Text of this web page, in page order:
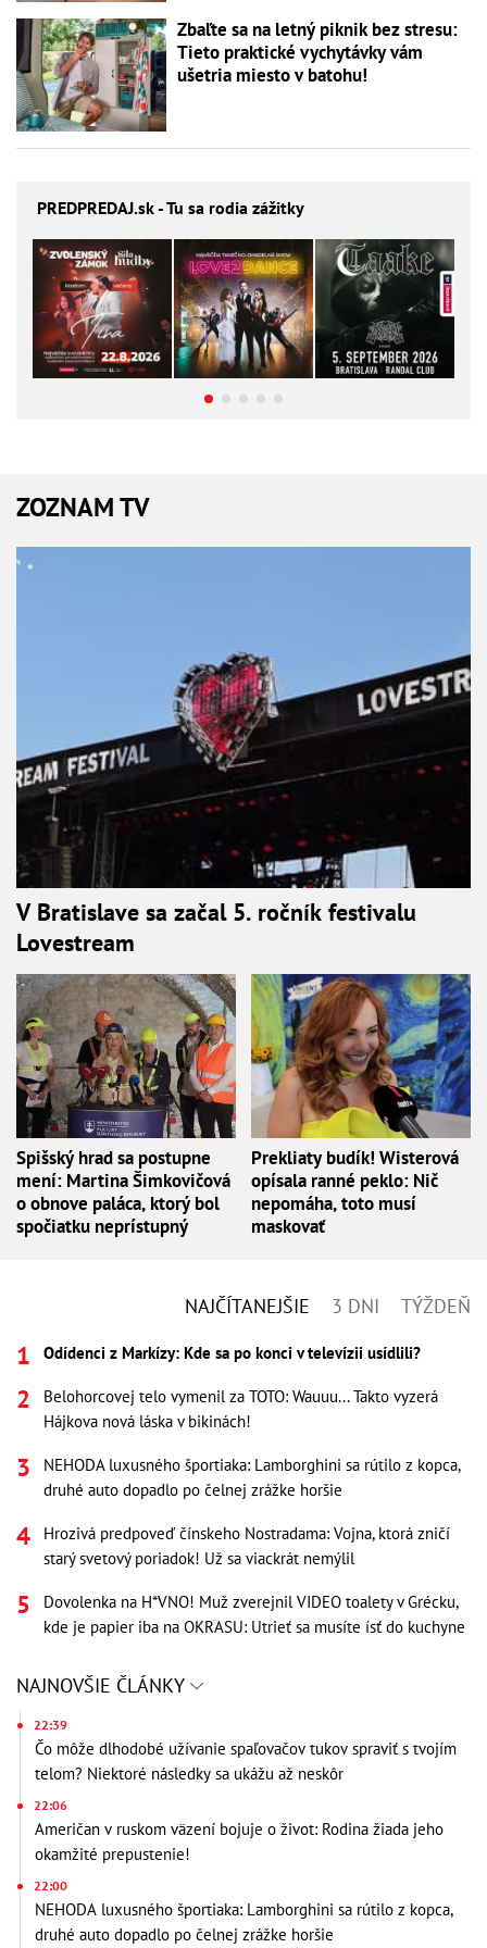
Zbaľte sa na letný piknik bez stresu:
Tieto praktické vychytávky vám
ušetria miesto v batohu!
PREDPREDAJ.sk - Tu sa rodia zážitky
ZOZNAM TV
V Bratislave sa začal 5. ročník festivalu
Lovestream
Spišský hrad sa postupne
mení: Martina Šimkovičová
o obnove paláca, ktorý bol
spočiatku neprístupný
Prekliaty budík! Wisterová
opísala ranné peklo: Nič
nepomáha, toto musí
maskovať
NAJČÍTANEJŠIE 3 DNI TÝŽDEŇ
Odídenci z Markízy: Kde sa po konci v televízii usídlili?
Belohorcovej telo vymenil za TOTO: Wauuu... Takto vyzerá
Hájkova nová láska v bikinách!
NEHODA luxusného športiaka: Lamborghini sa rútilo z kopca,
druhé auto dopadlo po čelnej zrážke horšie
Hrozivá predpoveď čínskeho Nostradama: Vojna, ktorá zničí
starý svetový poriadok! Už sa viackrát nemýlil
Dovolenka na H*VNO! Muž zverejnil VIDEO toalety v Grécku,
kde je papier iba na OKRASU: Utrieť sa musíte ísť do kuchyne
NAJNOVŠIE ČLÁNKY
22:39
Čo môže dlhodobé užívanie spaľovačov tukov spraviť s tvojím
telom? Niektoré následky sa ukážu až neskôr
22:06
Američan v ruskom väzení bojuje o život: Rodina žiada jeho
okamžité prepustenie!
22:00
NEHODA luxusného športiaka: Lamborghini sa rútilo z kopca,
druhé auto dopadlo po čelnej zrážke horšie